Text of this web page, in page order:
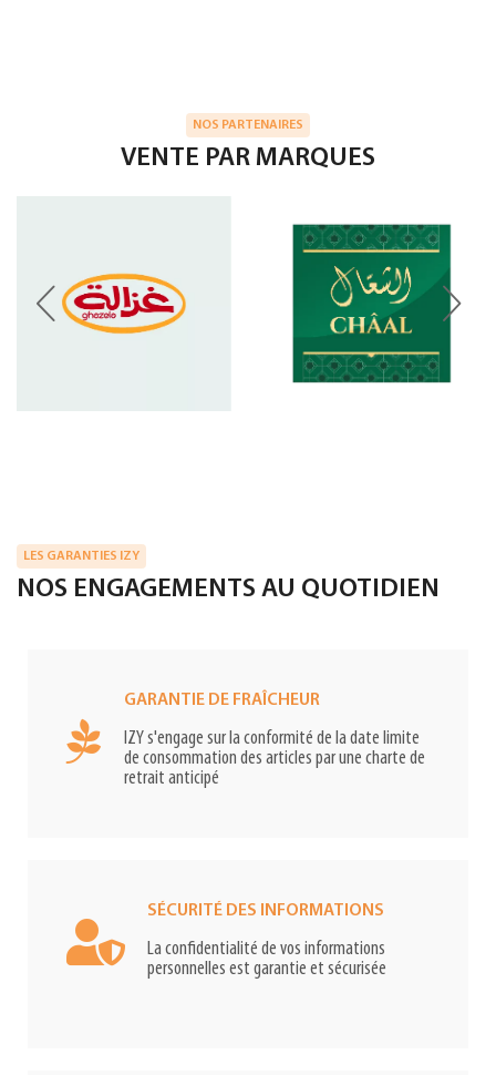
NOS PARTENAIRES
VENTE PAR MARQUES
LES GARANTIES IZY
NOS ENGAGEMENTS AU QUOTIDIEN
GARANTIE DE FRAÎCHEUR
IZY s'engage sur la conformité de la date limite
de consommation des articles par une charte de
retrait anticipé
SÉCURITÉ DES INFORMATIONS
La confidentialité de vos informations
personnelles est garantie et sécurisée